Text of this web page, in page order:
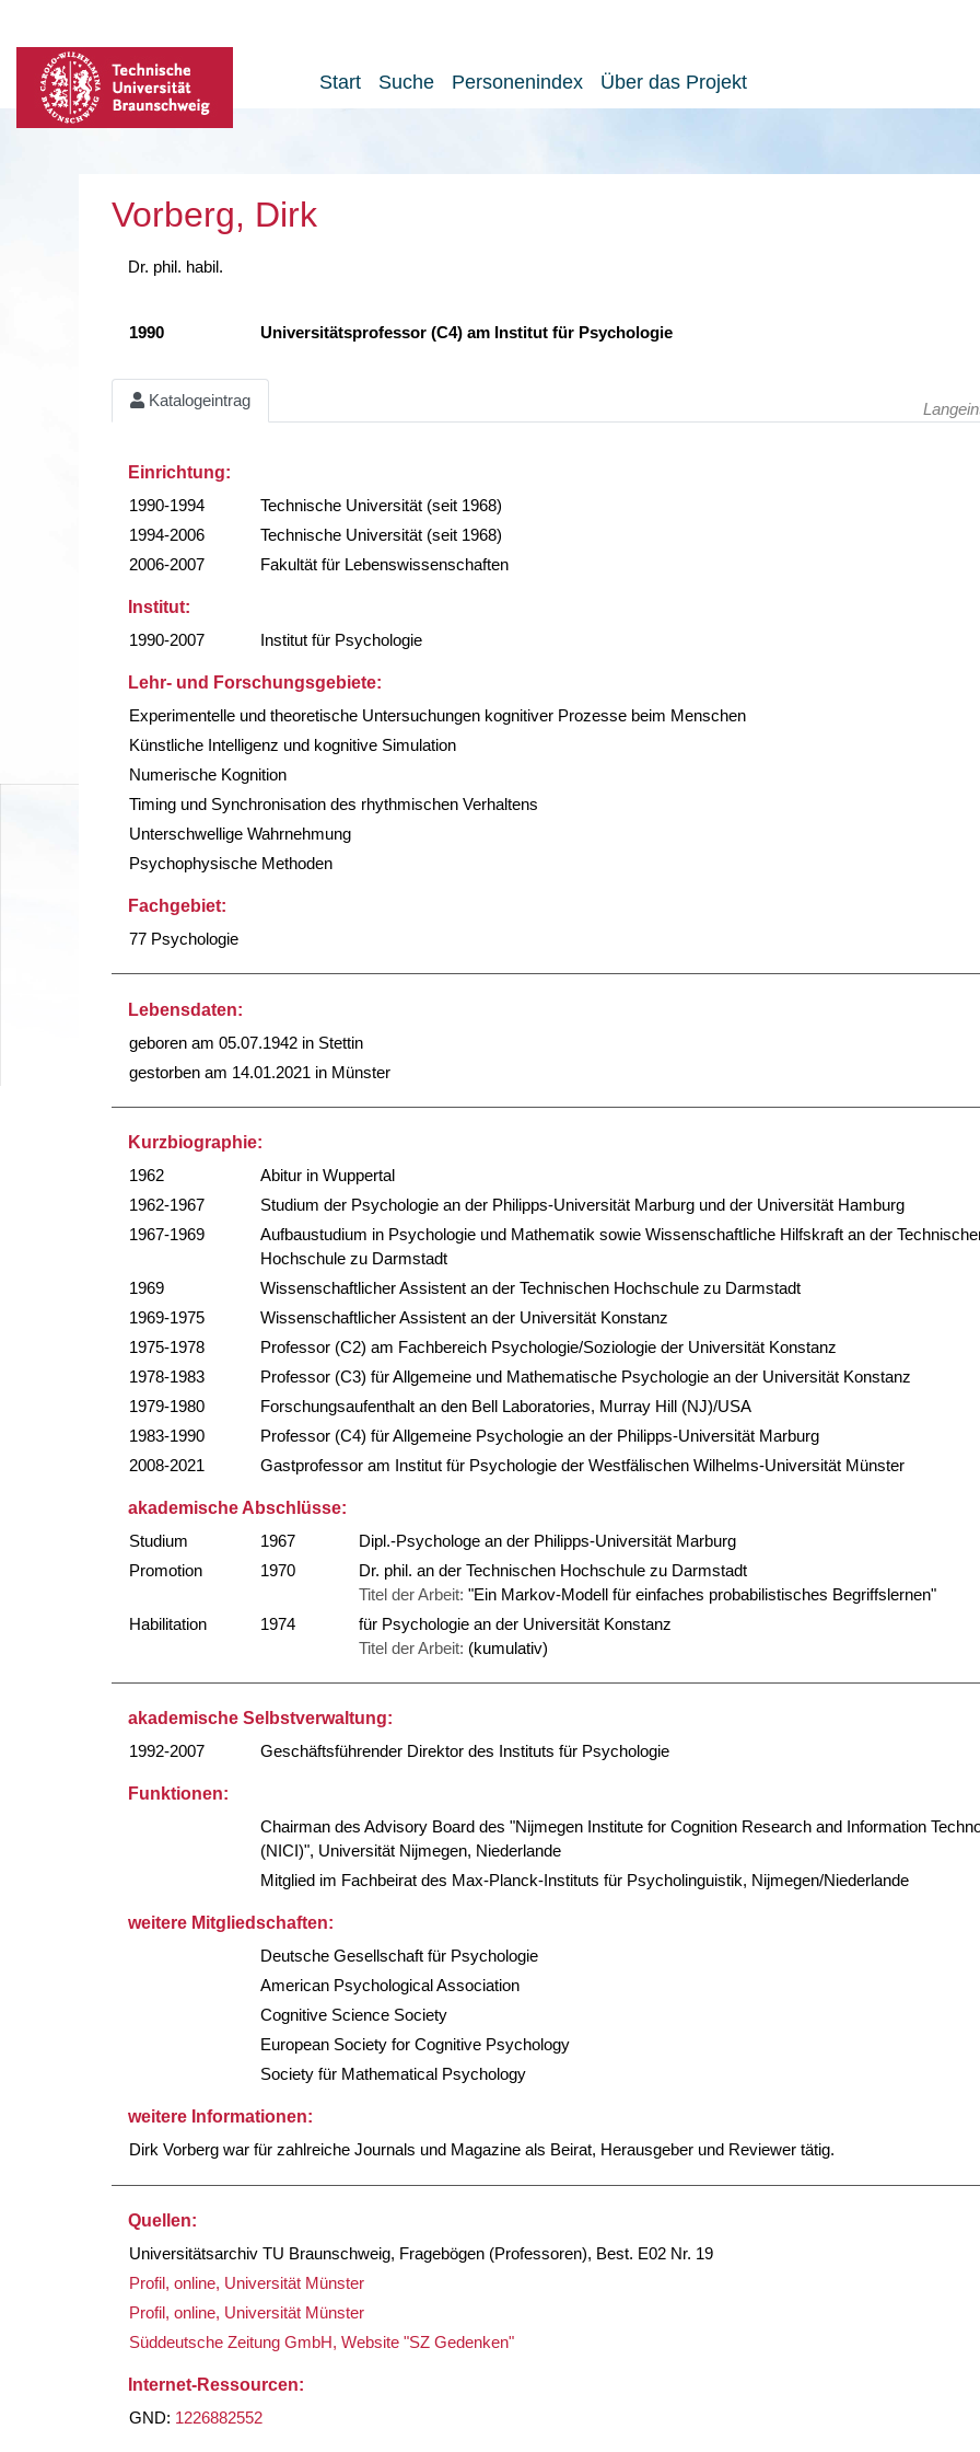
Start Suche Personenindex Über das Projekt
Vorberg, Dirk
Dr. phil. habil.
1990 Universitätsprofessor (C4) am Institut für Psychologie
Katalogeintrag
Einrichtung:
1990-1994
Technische Universität (seit 1968)
1994-2006
Technische Universität (seit 1968)
2006-2007
Fakultät für Lebenswissenschaften
Institut:
1990-2007
Institut für Psychologie
Lehr- und Forschungsgebiete:
Experimentelle und theoretische Untersuchungen kognitiver Prozesse beim Menschen
Künstliche Intelligenz und kognitive Simulation
Numerische Kognition
Timing und Synchronisation des rhythmischen Verhaltens
Unterschwellige Wahrnehmung
Psychophysische Methoden
Fachgebiet:
77 Psychologie
Lebensdaten:
geboren am 05.07.1942 in Stettin
gestorben am 14.01.2021 in Münster
Kurzbiographie:
1962
Abitur in Wuppertal
1962-1967
Studium der Psychologie an der Philipps-Universität Marburg und der Universität Hamburg
1967-1969
Aufbaustudium in Psychologie und Mathematik sowie Wissenschaftliche Hilfskraft an der
Hochschule zu Darmstadt
1969
Wissenschaftlicher Assistent an der Technischen Hochschule zu Darmstadt
1969-1975
Wissenschaftlicher Assistent an der Universität Konstanz
1975-1978
Professor (C2) am Fachbereich Psychologie/Soziologie der Universität Konstanz
1978-1983
Professor (C3) für Allgemeine und Mathematische Psychologie an der Universität Konstanz
1979-1980
Forschungsaufenthalt an den Bell Laboratories, Murray Hill (NJ)/USA
1983-1990
Professor (C4) für Allgemeine Psychologie an der Philipps-Universität Marburg
2008-2021
Gastprofessor am Institut für Psychologie der Westfälischen Wilhelms-Universität Münster
akademische Abschlüsse:
Studium
1967
Dipl.-Psychologe an der Philipps-Universität Marburg
Promotion
1970
Dr. phil. an der Technischen Hochschule zu Darmstadt
Titel der Arbeit: "Ein Markov-Modell für einfaches probabilistisches Begriffslernen"
Habilitation
1974
für Psychologie an der Universität Konstanz
Titel der Arbeit: (kumulativ)
akademische Selbstverwaltung:
1992-2007
Geschäftsführender Direktor des Instituts für Psychologie
Funktionen:
Chairman des Advisory Board des "Nijmegen Institute for Cognition Research and Information
(NICI)", Universität Nijmegen, Niederlande
Mitglied im Fachbeirat des Max-Planck-Instituts für Psycholinguistik, Nijmegen/Niederlande
weitere Mitgliedschaften:
Deutsche Gesellschaft für Psychologie
American Psychological Association
Cognitive Science Society
European Society for Cognitive Psychology
Society für Mathematical Psychology
weitere Informationen:
Dirk Vorberg war für zahlreiche Journals und Magazine als Beirat, Herausgeber und Reviewer tätig.
Quellen:
Universitätsarchiv TU Braunschweig, Fragebögen (Professoren), Best. E02 Nr. 19
Profil, online, Universität Münster
Profil, online, Universität Münster
Süddeutsche Zeitung GmbH, Website "SZ Gedenken"
Internet-Ressourcen:
GND: 1226882552